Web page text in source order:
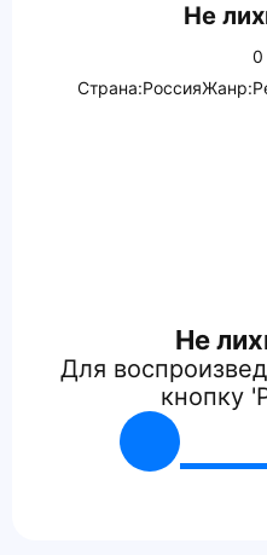
Не
0
Страна:РоссияЖанр:
Не
Для
кнопку